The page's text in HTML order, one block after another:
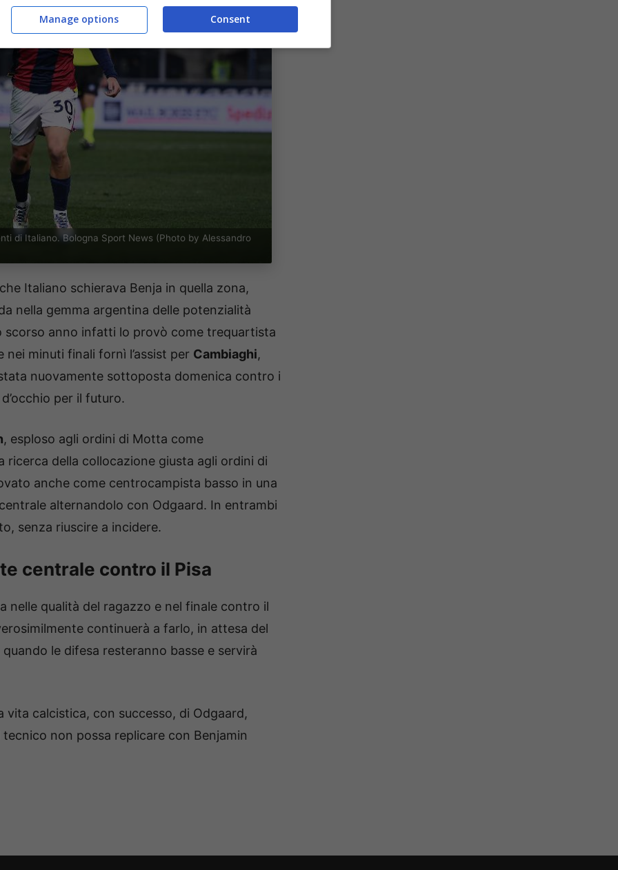
di Italiano. Bologna Sport News (Photo by Alessandro
Italiano schierava Benja in quella zona,
nella gemma argentina delle potenzialità
scorso anno infatti lo provò come trequartista
nei minuti finali fornì l’assist per Cambiaghi,
nuovamente sottoposta domenica contro i
per il futuro.
, esploso agli ordini di Motta come
della collocazione giusta agli ordini di
anche come centrocampista basso in una
alternandolo con Odgaard. In entrambi
senza riuscire a incidere.
centrale contro il Pisa
nelle qualità del ragazzo e nel finale contro il
continuerà a farlo, in attesa del
quando le difesa resteranno basse e servirà
calcistica, con successo, di Odgaard,
non possa replicare con Benjamin
Consent
Manage options